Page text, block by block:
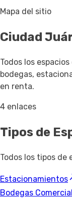
Mapa del sitio
Ciudad
Todos los
bodegas,
en renta.
4 enlaces
Tipos de
Todos los tipos de
Estacionamientos
Bodegas